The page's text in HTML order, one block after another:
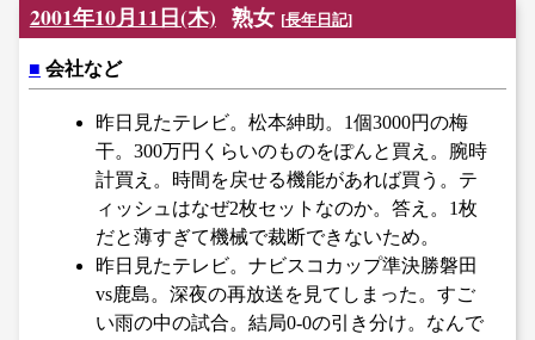
2001年10月11日(木) 熟女 [長年日記]
■ 会社など
昨日見たテレビ。松本紳助。1個3000円の梅
干。300万円くらいのものをぽんと買え。腕時
計買え。時間を戻せる機能があれば買う。テ
ィッシュはなぜ2枚セットなのか。答え。1枚
だと薄すぎて機械で裁断できないため。
昨日見たテレビ。ナビスコカップ準決勝磐田
vs鹿島。深夜の再放送を見てしまった。すご
い雨の中の試合。結局0-0の引き分け。なんで